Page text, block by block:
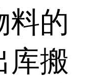
料的
库搬